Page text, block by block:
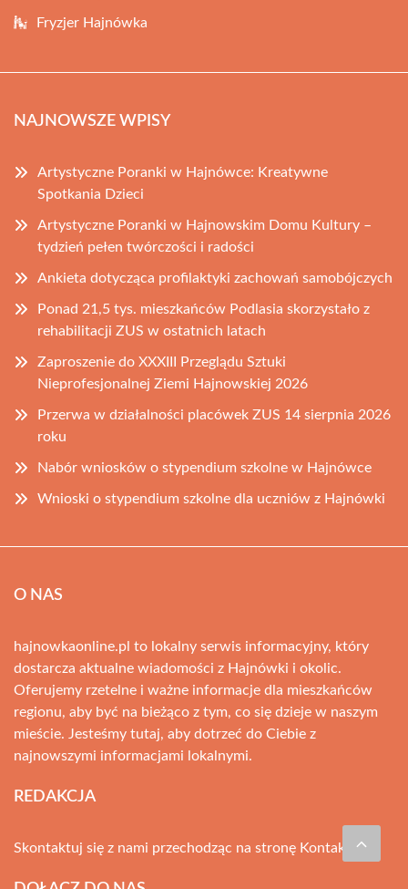
Fryzjer Hajnówka
NAJNOWSZE WPISY
Artystyczne Poranki w Hajnówce: Kreatywne
Spotkania Dzieci
Artystyczne Poranki w Hajnowskim Domu Kultury –
tydzień pełen twórczości i radości
Ankieta dotycząca profilaktyki zachowań samobójczych
Ponad 21,5 tys. mieszkańców Podlasia skorzystało z
rehabilitacji ZUS w ostatnich latach
Zaproszenie do XXXIII Przeglądu Sztuki
Nieprofesjonalnej Ziemi Hajnowskiej 2026
Przerwa w działalności placówek ZUS 14 sierpnia 2026
roku
Nabór wniosków o stypendium szkolne w Hajnówce
Wnioski o stypendium szkolne dla uczniów z Hajnówki
O NAS
hajnowkaonline.pl to lokalny serwis informacyjny, który
dostarcza aktualne wiadomości z Hajnówki i okolic.
Oferujemy rzetelne i ważne informacje dla mieszkańców
regionu, aby być na bieżąco z tym, co się dzieje w naszym
mieście. Jesteśmy tutaj, aby dotrzeć do Ciebie z
najnowszymi informacjami lokalnymi.
REDAKCJA
Skontaktuj się z nami przechodząc na stronę Kontakt